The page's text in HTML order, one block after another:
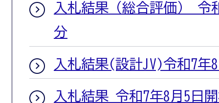
入札結果（総合評価） 令
分
入札結果(設計JV)令和7年
入札結果 令和7年8月5日